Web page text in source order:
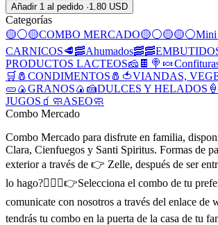
Añadir 1 al pedido ·1.80 USD
Categorías
🟡⚪🟡COMBO MERCADO🟡⚪🟡🟡⚪Mini
CARNICOS🥩🥓Ahumados🥓
PRODUCTOS LACTEOS🧀 🍫 🍭 🍬
🛒 🧂CONDIMENTOS🧂 🍅VIANDAS,
🥒🍙GRANOS🍙 🍰DULCES Y HELADOS🍦
JUGOS🧃 🧼ASEO🧼
Combo Mercado
Combo Mercado para disfrute en familia,
Clara, Cienfuegos y Santi Spiritus. Formas de
exterior a través de 👉 Zelle, después de ser
lo hago?🤷🏻‍♂👉Selecciona el combo de tu
comunicate con nosotros a través del enlace de
tendrás tu combo en la puerta de la casa de tu